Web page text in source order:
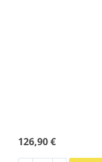
126,90 €